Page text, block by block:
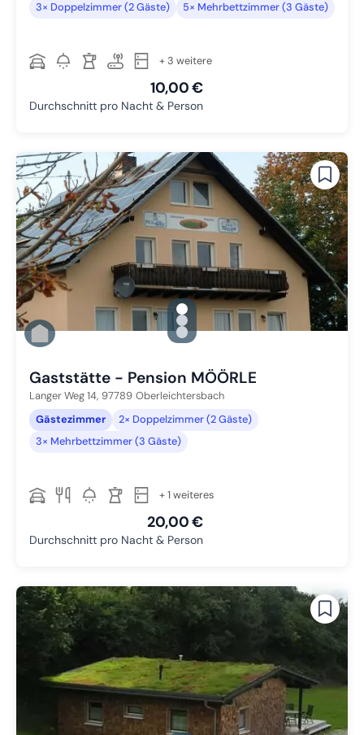
3× Doppelzimmer (2 Gäste) 5× Mehrbettzimmer (3 Gäste)
+ 3 weitere
10,00 €
Durchschnitt pro Nacht & Person
gallery.slide_selector
Zu Slide 1 wechseln
Zu Slide 2 wechseln
Zu Slide 3 wechseln
Gaststätte - Pension MÖÖRLE
Langer Weg 14, 97789 Oberleichtersbach
Gästezimmer
2× Doppelzimmer (2 Gäste)
3× Mehrbettzimmer (3 Gäste)
+ 1 weiteres
20,00 €
Durchschnitt pro Nacht & Person